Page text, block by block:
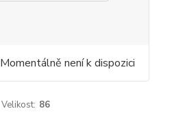
Momentálně není k dispozici
Velikost: 86